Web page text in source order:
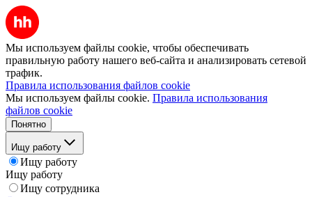
Мы используем файлы cookie, чтобы обеспечивать
правильную работу нашего веб-сайта и анализировать сетевой
трафик.
Правила использования файлов cookie
Мы используем файлы cookie. Правила использования
файлов cookie
Понятно
Ищу работу
Ищу работу
Ищу работу
Ищу сотрудника